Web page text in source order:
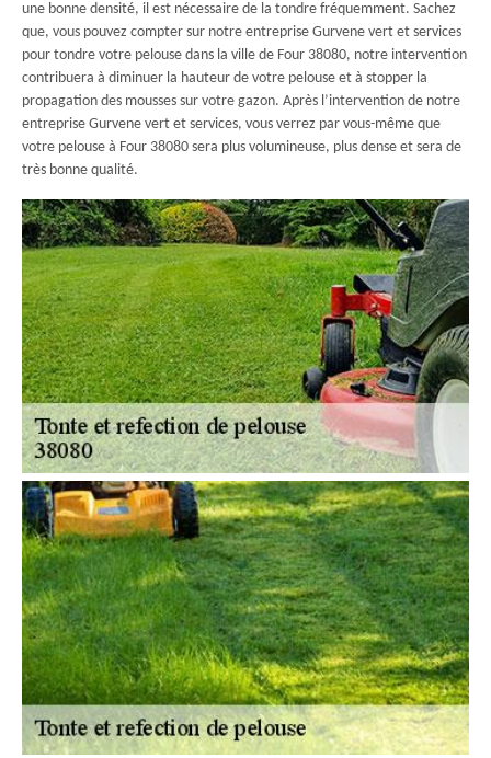
une bonne densité, il est nécessaire de la tondre fréquemment. Sachez
que, vous pouvez compter sur notre entreprise Gurvene vert et services
pour tondre votre pelouse dans la ville de Four 38080, notre intervention
contribuera à diminuer la hauteur de votre pelouse et à stopper la
propagation des mousses sur votre gazon. Après l’intervention de notre
entreprise Gurvene vert et services, vous verrez par vous-même que
votre pelouse à Four 38080 sera plus volumineuse, plus dense et sera de
très bonne qualité.